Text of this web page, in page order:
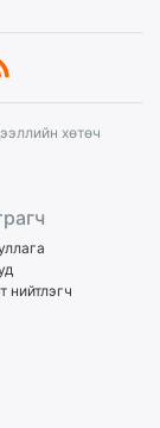
хөтөч
нийтлэгч